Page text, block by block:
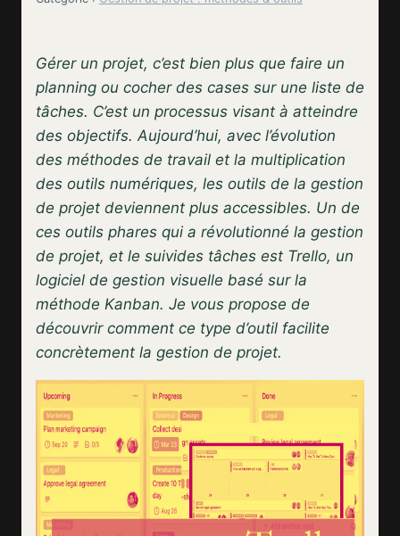
Gérer un projet, c’est bien plus que faire un
planning ou cocher des cases sur une liste de
tâches. C’est un processus visant à atteindre
des objectifs. Aujourd’hui, avec l’évolution
des méthodes de travail et la multiplication
des outils numériques, les outils de la gestion
de projet deviennent plus accessibles. Un de
ces outils phares qui a révolutionné la gestion
de projet, et le suivides tâches est Trello, un
logiciel de gestion visuelle basé sur la
méthode Kanban. Je vous propose de
découvrir comment ce type d’outil facilite
concrètement la gestion de projet.